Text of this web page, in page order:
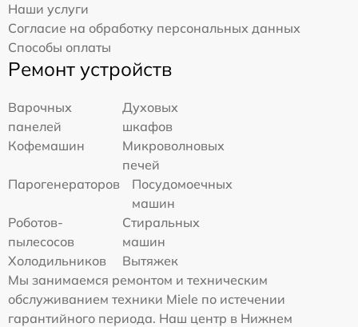
Наши услуги
Согласие на обработку персональных данных
Способы оплаты
Ремонт устройств
Варочных
панелей
Духовых
шкафов
Кофемашин
Микроволновых
печей
Парогенераторов
Посудомоечных
машин
Роботов-
пылесосов
Стиральных
машин
Холодильников
Вытяжек
Мы занимаемся ремонтом и техническим
обслуживанием техники Miele по истечении
гарантийного периода. Наш центр в Нижнем